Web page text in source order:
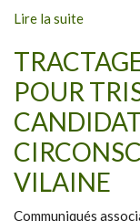
Lire la suite
POUR
VILAINE
Communiqués